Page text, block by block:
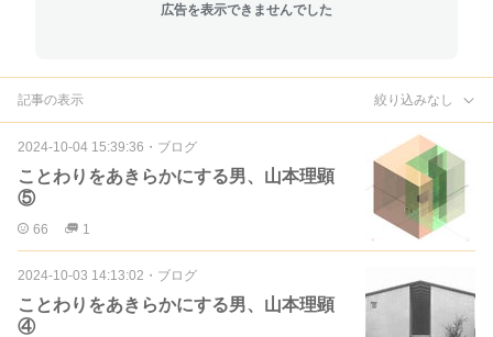
広告を表示できませんでした
記事の表示 絞り込みなし
2024-10-04 15:39:36 ・ ブログ
ことわりをあきらかにする男、山本理顕
⑤
66 1
2024-10-03 14:13:02 ・ ブログ
ことわりをあきらかにする男、山本理顕
④